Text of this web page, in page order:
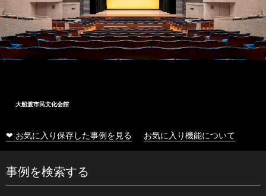
大船渡市民文化会館
❤ お気に入り保存した事例を見る お気に入り機能について
事例を検索する